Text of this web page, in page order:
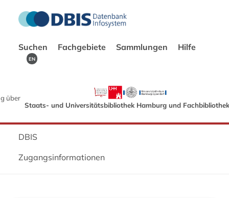
Suchen Fachgebiete Sammlungen Hilfe
EN
über
Staats- und Universitätsbibliothek Hamburg und
DBIS
Zugangsinformationen